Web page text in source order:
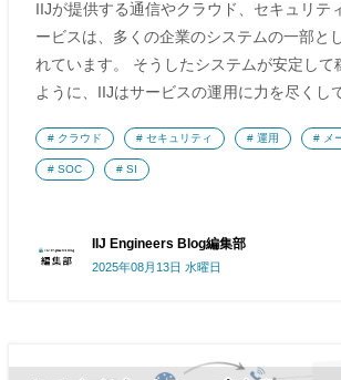
IIJが提供する通信やクラウド、セキュリテ
ービスは、多くの企業のシステムの一部と
れています。 そうしたシステムが安定して
ように、IIJはサービスの運用に力を尽くし
IIJ Engineers Blog編集部
2025年08月13日 水曜日
クラウド セキュリティ 運用 メ
SOC SI